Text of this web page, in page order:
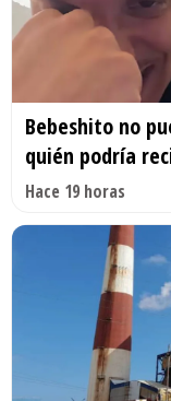
Bebeshito no
quién podría
Hace 19 horas